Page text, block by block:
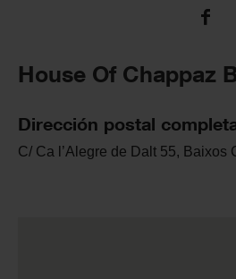
House Of Chappaz
Dirección postal
C/ Ca l’Alegre de Dalt 55, Baixos